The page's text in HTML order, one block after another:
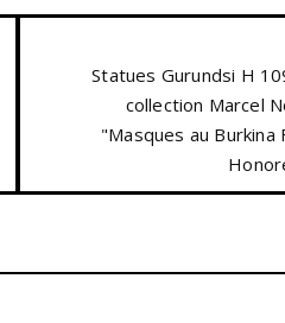
Statues Gurundsi H
collection Marcel
"Masques au Burkina